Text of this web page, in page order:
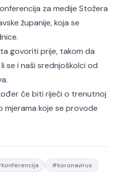
za medije Stožera
županije, koja se
govoriti prije, takom da
se i naši srednjoškolci od
će biti riječi o trenutnoj
mjerama koje se provode
konferencija #koronavirus